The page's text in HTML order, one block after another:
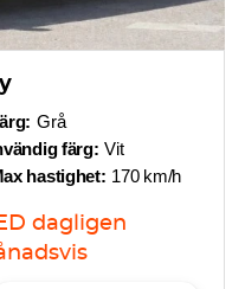
Grå
färg: Vit
hastighet: 170 km/h
dagligen